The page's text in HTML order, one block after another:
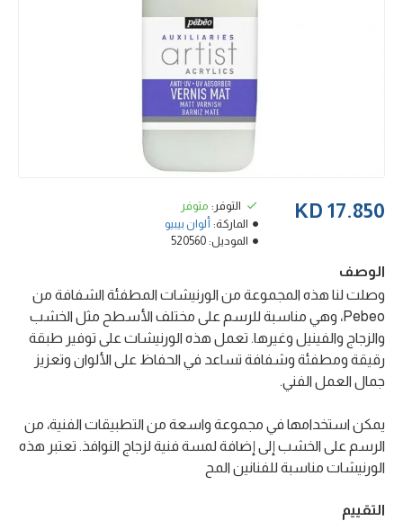
17.850 KD التوفر: متوفر
الماركة: ألوان بيبيو
الموديل: 520560
الوصف
وصلت لنا هذه المجموعة من الورنيشات المطفئة الشفافة من
Pebeo، وهي مناسبة للرسم على مختلف الأسطح مثل الخشب
والزجاج والفينيل وغيرها. تعمل هذه الورنيشات على توفير طبقة
رقيقة ومطفئة وشفافة تساعد في الحفاظ على الألوان وتعزيز
جمال العمل الفني.
يمكن استخدامها في مجموعة واسعة من التطبيقات الفنية، من
الرسم على الخشب إلى إضافة لمسة فنية لزجاج النوافذ. تعتبر هذه
الورنيشات مناسبة للفنانين المح
التقييم